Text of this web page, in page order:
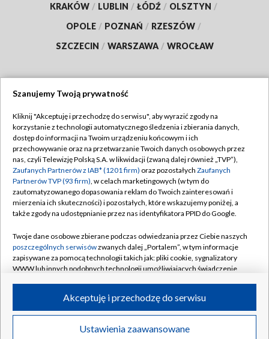
KRAKÓW / LUBLIN / ŁÓDŹ / OLSZTYN /
OPOLE / POZNAŃ / RZESZÓW /
SZCZECIN / WARSZAWA / WROCŁAW
TVP
Abonament TVP
Emisja w TVP
Centrum informacji TVP
Naziemna Telewizja Cyfrowa
Rada Programowa
System NOS
Informacje o nadawcy
Program dla prasy
Regulamin TVP
Polityka prywatności
Moje zgody
Pomoc
Kontakt
Kanały
©2026 Telewizja Polska S.A. w likwidacji
Szanujemy Twoją prywatność
Kliknij "Akceptuję i przechodzę do serwisu", aby wyrazić zgody na
korzystanie z technologii automatycznego śledzenia i zbierania danych,
dostęp do informacji na Twoim urządzeniu końcowym i ich
przechowywanie oraz na przetwarzanie Twoich danych osobowych przez
nas, czyli Telewizję Polską S.A. w likwidacji (zwaną dalej również „TVP”),
Zaufanych Partnerów z IAB* (1201 firm) oraz pozostałych Zaufanych
Partnerów TVP (93 firm), w celach marketingowych (w tym do
zautomatyzowanego dopasowania reklam do Twoich zainteresowań i
mierzenia ich skuteczności) i pozostałych, które wskazujemy poniżej, a
także zgody na udostępnianie przez nas identyfikatora PPID do Google.
Twoje dane osobowe zbierane podczas odwiedzania przez Ciebie naszych
poszczególnych serwisówzwanych dalej „Portalem”, w tym informacje
zapisywane za pomocą technologii takich jak: pliki cookie, sygnalizatory
WWW lub innych podobnych technologii umożliwiających świadczenie
ruchu w Internecie.
Twoje dane osobowe zbierane podczas odwiedzania przez Ciebie
poszczególnych serwisówna Portalu, takie jak adresy IP, identyfikatory
Ustawienia zaawansowane
Akceptuję i przechodzę do serwisu